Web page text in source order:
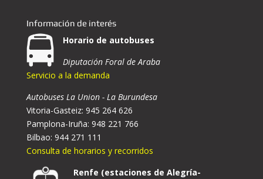
Información de interés
Horario de autobuses
Diputación Foral de Araba
Servicio a la demanda
Autobuses La Union - La Burundesa
Vitoria-Gasteiz: 945 264 626
Pamplona-Iruña: 948 221 766
Bilbao: 944 271 111
Consulta de horarios y recorridos
Renfe (estaciones de Alegría-